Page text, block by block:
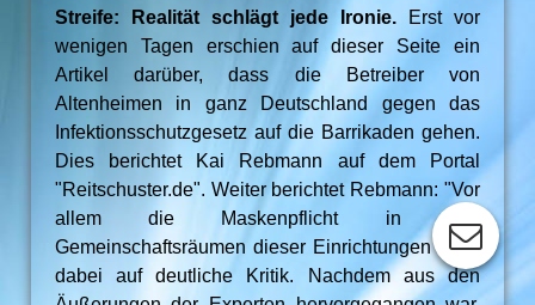
Streife: Realität schlägt jede Ironie.
Erst vor
wenigen Tagen erschien auf dieser Seite ein
Artikel darüber, dass die Betreiber von
Altenheimen in ganz Deutschland gegen das
Infektionsschutzgesetz auf die Barrikaden gehen.
Dies berichtet Kai Rebmann auf dem Portal
"Reitschuster.de". Weiter berichtet Rebmann: "Vor
allem die Maskenpflicht in den
Gemeinschaftsräumen dieser Einrichtungen stieß
dabei auf deutliche Kritik. Nachdem aus den